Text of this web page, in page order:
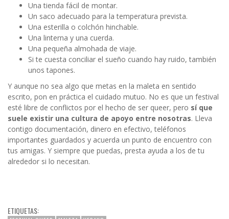
Una tienda fácil de montar.
Un saco adecuado para la temperatura prevista.
Una esterilla o colchón hinchable.
Una linterna y una cuerda.
Una pequeña almohada de viaje.
Si te cuesta conciliar el sueño cuando hay ruido, también
unos tapones.
Y aunque no sea algo que metas en la maleta en sentido
escrito, pon en práctica el cuidado mutuo. No es que un festival
esté libre de conflictos por el hecho de ser queer, pero sí que
suele existir una cultura de apoyo entre nosotras. Lleva
contigo documentación, dinero en efectivo, teléfonos
importantes guardados y acuerda un punto de encuentro con
tus amigas. Y siempre que puedas, presta ayuda a los de tu
alrededor si lo necesitan.
ETIQUETAS: